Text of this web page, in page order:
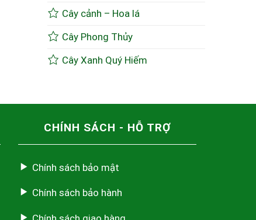
Cây cảnh – Hoa lá
Cây Phong Thủy
Cây Xanh Quý Hiếm
CHÍNH SÁCH - HỖ TRỢ
Chính sách bảo mật
Chính sách bảo hành